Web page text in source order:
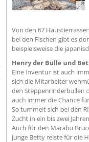
Von den 67
bei den Fischen gibt es
beispielsweise die
Henry der Bulle und
Eine Inventur ist auch
sich die Mitarbeiter
den Steppenrinderbullen
auch immer die Chance
So tummelt sich bei den
Zucht in ein bis zwei
Auch für den Marabu
junge Betty reiste für die